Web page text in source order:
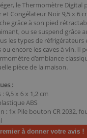
le Thermomètre Digital
et Congélateur Noir 9,5 x 6
grâce à son pied
ou se suspend grâce
les types de réfrigérateurs
ou encore les caves à vin. Il
d’ambiance
pièce de la maison.
:
9,5 x 6 x 1,2 cm
ABS
: 1x Pile bouton CR 2032,
à donner votre avis !